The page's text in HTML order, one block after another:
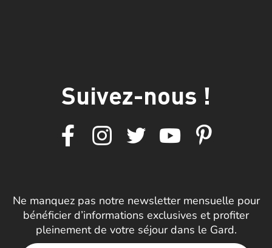
Suivez-nous !
Ne manquez pas notre newsletter mensuelle pour
bénéficier d’informations exclusives et profiter
pleinement de votre séjour dans le Gard.